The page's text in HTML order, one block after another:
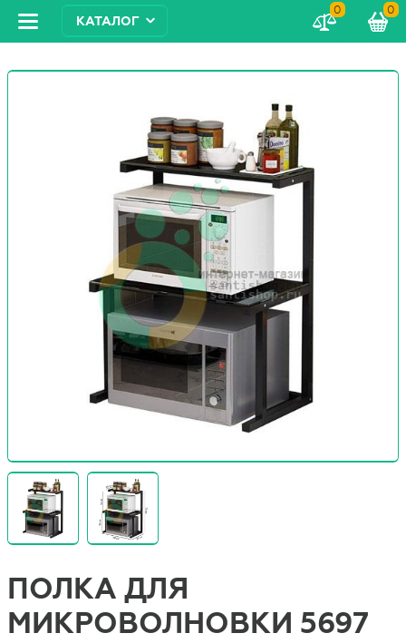
КАТАЛОГ
0 0
ПОЛКА ДЛЯ
МИКРОВОЛНОВКИ 5697